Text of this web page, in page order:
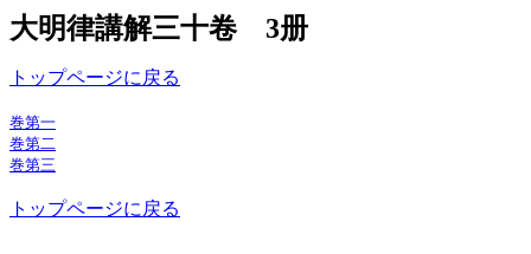
大明律講解三十卷 3册
トップページに戻る
巻第一
巻第二
巻第三
トップページに戻る